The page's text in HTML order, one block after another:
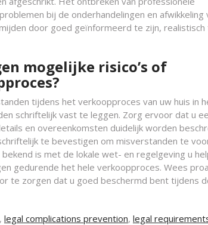
bij de onderhandelingen en afwikkeling
door goed geïnformeerd te zijn, realistisch
mogelijke risico’s of
tijdens het verkoopproces van uw huis in
schriftelijk vast te leggen. Zorg ervoor dat u
en overeenkomsten duidelijk worden
te bevestigen om misverstanden te
is met de lokale wet- en regelgeving u
gedurende het hele verkoopproces. Wees
te zorgen dat u goed beschermd bent tijdens
, legal complications prevention, legal